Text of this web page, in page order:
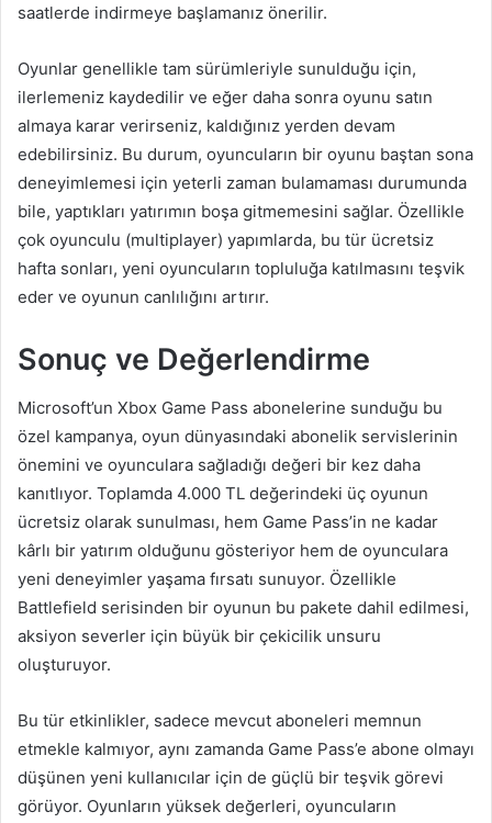
saatlerde indirmeye başlamanız önerilir.
Oyunlar genellikle tam sürümleriyle sunulduğu için,
ilerlemeniz kaydedilir ve eğer daha sonra oyunu satın
almaya karar verirseniz, kaldığınız yerden devam
edebilirsiniz. Bu durum, oyuncuların bir oyunu baştan sona
deneyimlemesi için yeterli zaman bulamaması durumunda
bile, yaptıkları yatırımın boşa gitmemesini sağlar. Özellikle
çok oyunculu (multiplayer) yapımlarda, bu tür ücretsiz
hafta sonları, yeni oyuncuların topluluğa katılmasını teşvik
eder ve oyunun canlılığını artırır.
Sonuç ve Değerlendirme
Microsoft’un Xbox Game Pass abonelerine sunduğu bu
özel kampanya, oyun dünyasındaki abonelik servislerinin
önemini ve oyunculara sağladığı değeri bir kez daha
kanıtlıyor. Toplamda 4.000 TL değerindeki üç oyunun
ücretsiz olarak sunulması, hem Game Pass’in ne kadar
kârlı bir yatırım olduğunu gösteriyor hem de oyunculara
yeni deneyimler yaşama fırsatı sunuyor. Özellikle
Battlefield serisinden bir oyunun bu pakete dahil edilmesi,
aksiyon severler için büyük bir çekicilik unsuru
oluşturuyor.
Bu tür etkinlikler, sadece mevcut aboneleri memnun
etmekle kalmıyor, aynı zamanda Game Pass’e abone olmayı
düşünen yeni kullanıcılar için de güçlü bir teşvik görevi
görüyor. Oyunların yüksek değerleri, oyuncuların